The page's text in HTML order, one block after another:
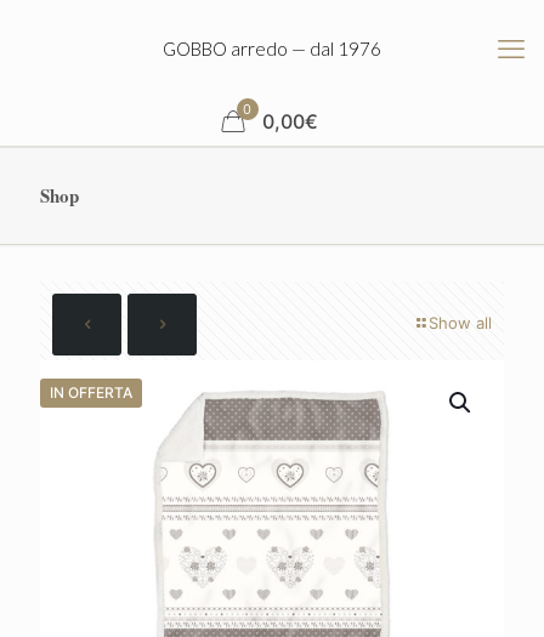
GOBBO arredo — dal 1976
0 0,00€
Shop
Show all
IN OFFERTA